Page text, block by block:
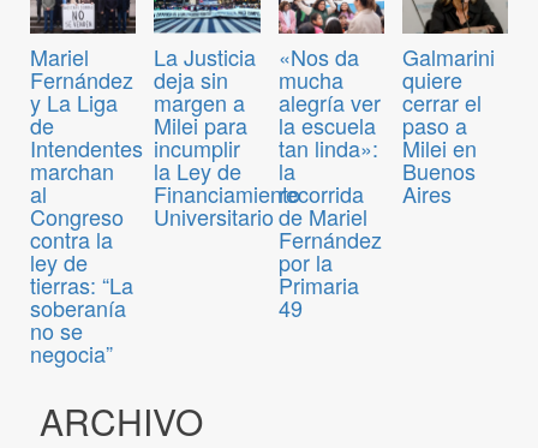
Mariel
Fernández
y La Liga
de
Intendentes
marchan
al
Congreso
contra la
ley de
tierras: “La
soberanía
no se
negocia”
La Justicia
deja sin
margen a
Milei para
incumplir
la Ley de
Financiamiento
Universitario
«Nos da
mucha
alegría ver
la escuela
tan linda»:
la
recorrida
de Mariel
Fernández
por la
Primaria
49
Galmarini
quiere
cerrar el
paso a
Milei en
Buenos
Aires
ARCHIVO